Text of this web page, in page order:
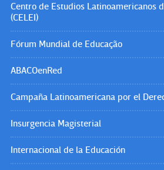
Centro de Estudios Latinoamericanos
(CELEI)
Fórum Mundial de Educação
ABACOenRed
Campaña Latinoamericana por el
Insurgencia Magisterial
Internacional de la Educación